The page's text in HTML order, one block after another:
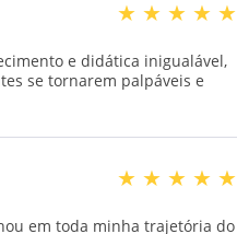
★ ★ ★ ★ ★
e didática inigualável,
se tornarem palpáveis e
★ ★ ★ ★ ★
em toda minha trajetória do